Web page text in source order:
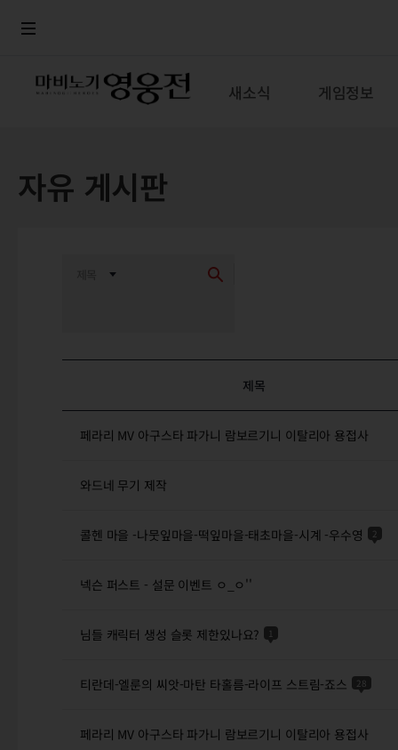
새소식 게임정보
자유 게시판
제목
페라리 MV 아구스타 파가니 람보르기니 이탈리아 용접사
와드네 무기 제작
콜헨 마을 -나뭇잎마을-떡잎마을-태초마을-시계 -우수영 2
넥슨 퍼스트 - 설문 이벤트 ㅇ_ㅇ''
님들 캐릭터 생성 슬롯 제한있나요? 1
티란데-엘룬의 씨앗-마탄 타홀름-라이프 스트림-죠스 28
페라리 MV 아구스타 파가니 람보르기니 이탈리아 용접사